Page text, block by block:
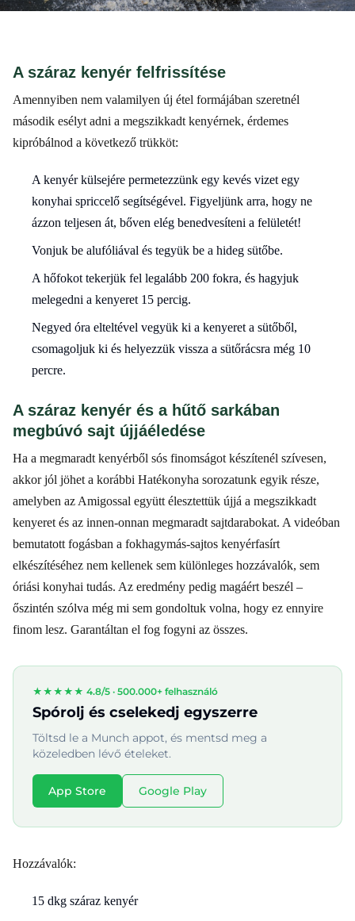
A száraz kenyér felfrissítése
Amennyiben nem valamilyen új étel formájában szeretnél
második esélyt adni a megszikkadt kenyérnek, érdemes
kipróbálnod a következő trükköt:
A kenyér külsejére permetezzünk egy kevés vizet egy
konyhai spriccelő segítségével. Figyeljünk arra, hogy ne
ázzon teljesen át, bőven elég benedvesíteni a felületét!
Vonjuk be alufóliával és tegyük be a hideg sütőbe.
A hőfokot tekerjük fel legalább 200 fokra, és hagyjuk
melegedni a kenyeret 15 percig.
Negyed óra elteltével vegyük ki a kenyeret a sütőből,
csomagoljuk ki és helyezzük vissza a sütőrácsra még 10
percre.
A száraz kenyér és a hűtő sarkában
megbúvó sajt újjáéledése
Ha a megmaradt kenyérből sós finomságot készítenél szívesen,
akkor jól jöhet a korábbi Hatékonyha sorozatunk egyik része,
amelyben az Amigossal együtt élesztettük újjá a megszikkadt
kenyeret és az innen-onnan megmaradt sajtdarabokat. A videóban
bemutatott fogásban a fokhagymás-sajtos kenyérfasírt
elkészítéséhez nem kellenek sem különleges hozzávalók, sem
óriási konyhai tudás. Az eredmény pedig magáért beszél –
őszintén szólva még mi sem gondoltuk volna, hogy ez ennyire
finom lesz. Garantáltan el fog fogyni az összes.
★★★★★ 4.8/5 · 500.000+ felhasználó
Spórolj és cselekedj egyszerre
Töltsd le a Munch appot, és mentsd meg a
közeledben lévő ételeket.
App Store Google Play
Hozzávalók:
15 dkg száraz kenyér